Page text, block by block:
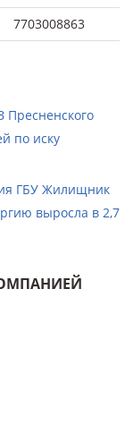
7703008863
Пресненского
по иску
ГБУ Жилищник
выросла в 2,7